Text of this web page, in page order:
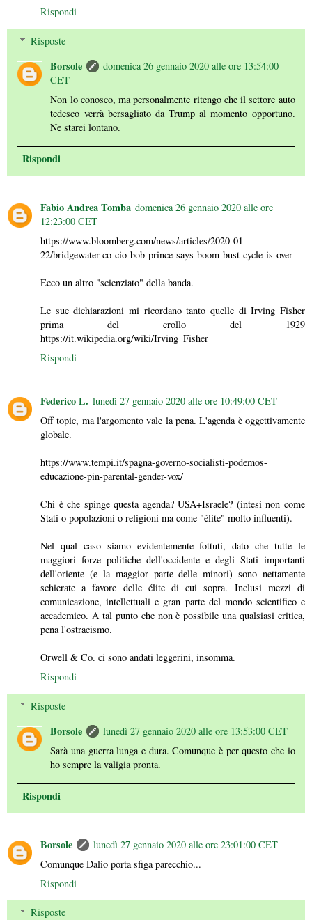
Rispondi
Risposte
Borsole
domenica 26 gennaio 2020 alle ore 13:54:00
CET
Non lo conosco, ma personalmente ritengo che il settore auto
tedesco verrà bersagliato da Trump al momento opportuno.
Ne starei lontano.
Rispondi
Fabio Andrea Tomba domenica 26 gennaio 2020 alle ore
12:23:00 CET
https://www.bloomberg.com/news/articles/2020-01-
22/bridgewater-co-cio-bob-prince-says-boom-bust-cycle-is-over
Ecco un altro "scienziato" della banda.
Le sue dichiarazioni mi ricordano tanto quelle di Irving Fisher
prima del crollo del 1929
https://it.wikipedia.org/wiki/Irving_Fisher
Rispondi
Federico L. lunedì 27 gennaio 2020 alle ore 10:49:00 CET
Off topic, ma l'argomento vale la pena. L'agenda è oggettivamente
globale.
https://www.tempi.it/spagna-governo-socialisti-podemos-
educazione-pin-parental-gender-vox/
Chi è che spinge questa agenda? USA+Israele? (intesi non come
Stati o popolazioni o religioni ma come "élite" molto influenti).
Nel qual caso siamo evidentemente fottuti, dato che tutte le
maggiori forze politiche dell'occidente e degli Stati importanti
dell'oriente (e la maggior parte delle minori) sono nettamente
schierate a favore delle élite di cui sopra. Inclusi mezzi di
comunicazione, intellettuali e gran parte del mondo scientifico e
accademico. A tal punto che non è possibile una qualsiasi critica,
pena l'ostracismo.
Orwell & Co. ci sono andati leggerini, insomma.
Rispondi
Risposte
Borsole
lunedì 27 gennaio 2020 alle ore 13:53:00 CET
Sarà una guerra lunga e dura. Comunque è per questo che io
ho sempre la valigia pronta.
Rispondi
Borsole
lunedì 27 gennaio 2020 alle ore 23:01:00 CET
Comunque Dalio porta sfiga parecchio...
Rispondi
Risposte